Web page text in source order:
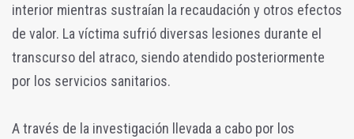
interior mientras sustraían la recaudación y otros efectos
de valor. La víctima sufrió diversas lesiones durante el
transcurso del atraco, siendo atendido posteriormente
por los servicios sanitarios.
A través de la investigación llevada a cabo por los